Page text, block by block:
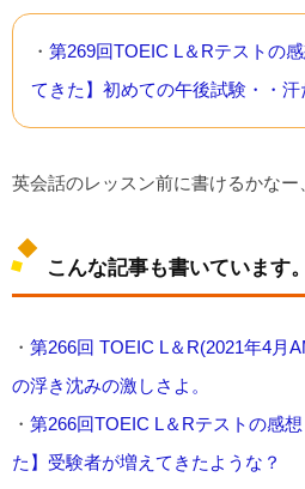
・ 第269回TOEIC L＆Rテストの
てきた】初めての午後試験・・汗
英会話のレッスン前に書けるかなー
こんな記事も書いています。
・ 第266回 TOEIC L＆R(2021年4月
の浮き沈みの激しさよ。
・ 第266回TOEIC L＆Rテストの感
た】受験者が増えてきたような？